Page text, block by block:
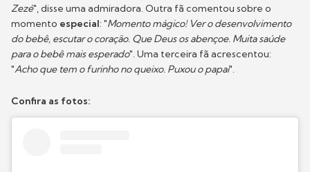
Zezé", disse uma admiradora. Outra fã comentou sobre o
momento especial: "Momento mágico! Ver o desenvolvimento
do bebê, escutar o coração. Que Deus os abençoe. Muita saúde
para o bebê mais esperado". Uma terceira fã acrescentou:
"Acho que tem o furinho no queixo. Puxou o papai".
Confira as fotos: